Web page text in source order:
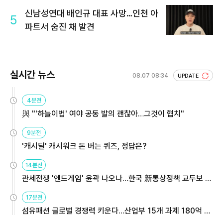
5
신남성연대 배인규 대표 사망…인천 아
파트서 숨진 채 발견
실시간 뉴스 08.07 08:34 UPDATE
4분전
與 "'하늘이법' 여야 공동 발의 괜찮아…그것이 협치"
9분전
'캐시딜' 캐시워크 돈 버는 퀴즈, 정답은?
14분전
관세전쟁 '엔드게임' 윤곽 나오나…한국 新통상정책 교두보 활
용해야
17분전
섬유패션 글로벌 경쟁력 키운다…산업부 15개 과제 180억 지